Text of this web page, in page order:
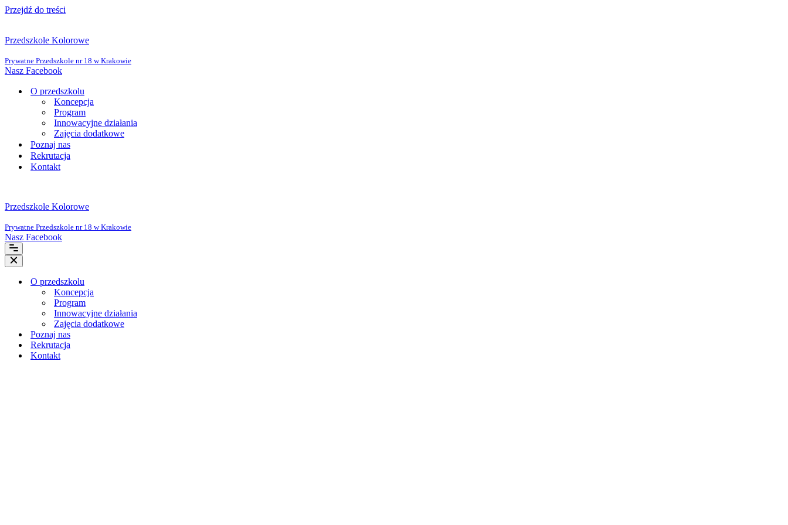
Przejdź do treści
Przedszkole Kolorowe
Prywatne Przedszkole nr 18 w Krakowie
Nasz Facebook
O przedszkolu
Koncepcja
Program
Innowacyjne działania
Zajęcia dodatkowe
Poznaj nas
Rekrutacja
Kontakt
Przedszkole Kolorowe
Prywatne Przedszkole nr 18 w Krakowie
Nasz Facebook
Menu
nawigacji
Menu
nawigacjiO przedszkolu
Koncepcja
Program
Innowacyjne działania
Zajęcia dodatkowe
Poznaj nas
Rekrutacja
Kontakt